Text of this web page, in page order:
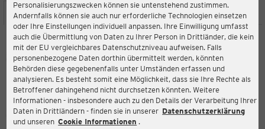
Personalisierungszwecken können sie untenstehend zustimmen.
Andernfalls können sie auch nur erforderliche Technologien einsetzen
oder Ihre Einstellungen individuell anpassen. Ihre Einwilligung umfasst
auch die Übermittlung von Daten zu Ihrer Person in Drittländer, die kein
mit der EU vergleichbares Datenschutzniveau aufweisen. Falls
personenbezogene Daten dorthin übermittelt werden, könnten
Behörden diese gegebenenfalls unter Umständen erfassen und
analysieren. Es besteht somit eine Möglichkeit, dass sie Ihre Rechte als
Betroffener dahingehend nicht durchsetzen könnten. Weitere
Informationen - insbesondere auch zu den Details der Verarbeitung Ihrer
Daten in Drittländern - finden sie in unserer Datenschutzerklärung
und unseren Cookie Informationen .
STANDORT SERVICES SORTIMENT AKTIONEN
Ernsting's family
Bahnhofstr. 67, 75417 Mühlacker
Aktuell:
Geschlossen